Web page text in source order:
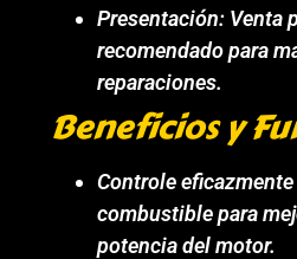
Presentación: Venta
recomendado para
reparaciones.
Beneficios y
Controle
combustible para
potencia del motor.